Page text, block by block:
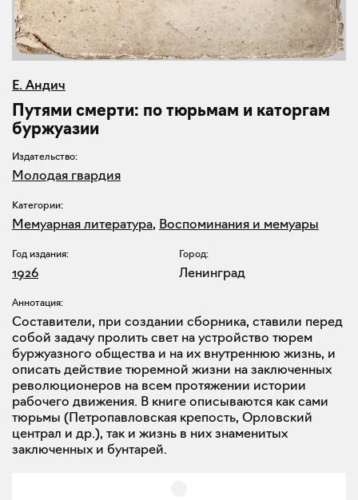
Е. Андич
Путями смерти: по тюрьмам и каторгам
буржуазии
Издательство:
Молодая гвардия
Категории:
Мемуарная литература, Воспоминания и мемуары
Год издания:
1926
Город:
Ленинград
Аннотация:
Составители, при создании сборника, ставили перед
собой задачу пролить свет на устройство тюрем
буржуазного общества и на их внутреннюю жизнь, и
описать действие тюремной жизни на заключенных
революционеров на всем протяжении истории
рабочего движения. В книге описываются как сами
тюрьмы (Петропавловская крепость, Орловский
централ и др.), так и жизнь в них знаменитых
заключенных и бунтарей.